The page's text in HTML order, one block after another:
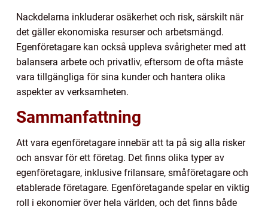
Nackdelarna inkluderar osäkerhet och risk, särskilt när
det gäller ekonomiska resurser och arbetsmängd.
Egenföretagare kan också uppleva svårigheter med att
balansera arbete och privatliv, eftersom de ofta måste
vara tillgängliga för sina kunder och hantera olika
aspekter av verksamheten.
Sammanfattning
Att vara egenföretagare innebär att ta på sig alla risker
och ansvar för ett företag. Det finns olika typer av
egenföretagare, inklusive frilansare, småföretagare och
etablerade företagare. Egenföretagande spelar en viktig
roll i ekonomier över hela världen, och det finns både